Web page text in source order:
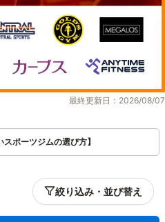
最終更新日：2026/08/07
ポーツジムの選び方】
絞り込み・並び替え